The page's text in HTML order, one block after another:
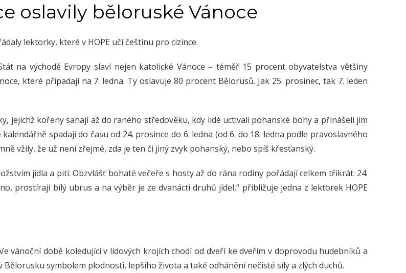
oslavily běloruské Vánoce
lektorky, které v HOPE učí češtinu pro cizince.
na východě Evropy slaví nejen katolické Vánoce – téměř 15 procent obyvatelstva většiny
které připadají na 7. ledna. Ty oslavuje 80 procent Bělorusů. Jak 25. prosinec, tak 7. leden
jejichž kořeny sahají až do raného středověku, kdy lidé uctívali pohanské bohy a přinášeli jim
spadají do času od 24. prosince do 6. ledna (od 6. do 18. ledna podle pravoslavného
vžily, že už není zřejmé, zda je ten či jiný zvyk pohanský, nebo spíš křesťanský.
jídla a pití. Obzvlášť bohaté večeře s hosty až do rána rodiny pořádají celkem třikrát: 24.
prostírají bílý ubrus a na výběr je ze dvanácti druhů jídel,“ přibližuje jedna z lektorek HOPE
vánoční době koledující v lidových krojích chodí od dveří ke dveřím v doprovodu hudebníků a
symbolem plodnosti, lepšího života a také odhánění nečisté síly a zlých duchů.